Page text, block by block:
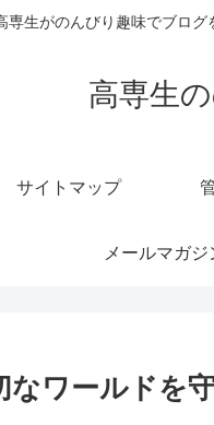
専生がのんびり趣味でブロ
高専生
サイトマップ
メールマガジ
ワールドを